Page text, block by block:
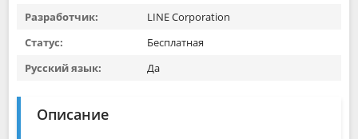
Разработчик:
LINE Corporation
Статус:
Бесплатная
Русский язык:
Да
Описание